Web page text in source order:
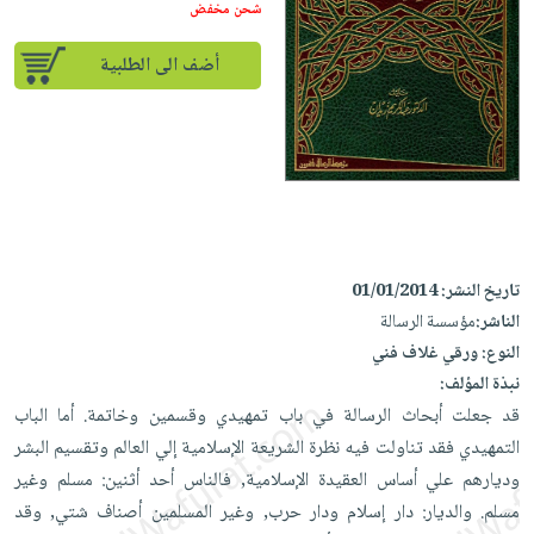
إختياراتنا
كتب
أكاديمية
صندوق
القراءة
iKitab
بلا
حدود
أسئلة
يتكرر
على
Android
تحميل
iKitab
على
Apple
أسئلة
يتكرر
طرحها
تحميل
masmu3
على
masmu3
على
Apple
المواضيع
الأكثر
مبيعاً
إختياراتنا
وسائل
القراءة
جوائز
تعليمية
الصحة
والعناية
الشخصية
جديد
أجهزة
العناية
الشخصية
العناية
وتصفيف
الشعر
العناية
بالجسم
المطبخ
والسفرة
جديد
الكل
أواني
الطهي
أدوات
متجر
الهدايا
أقسام
شحن مخفض
أضف الى الطلبية
تاريخ النشر:01/01/2014
الناشر:مؤسسة الرسالة
النوع:ورقي غلاف فني
نبذة المؤلف:
قد جعلت أبحاث الرسالة في باب تمهيدي وقسمين وخاتمة. أما الباب
التمهيدي فقد تناولت فيه نظرة الشريعة الإسلامية إلي العالم وتقسيم البشر
وديارهم علي أساس العقيدة الإسلامية, فالناس أحد أثنين: مسلم وغير
مسلم. والديار: دار إسلام ودار حرب, وغير المسلمين أصناف شتي, وقد